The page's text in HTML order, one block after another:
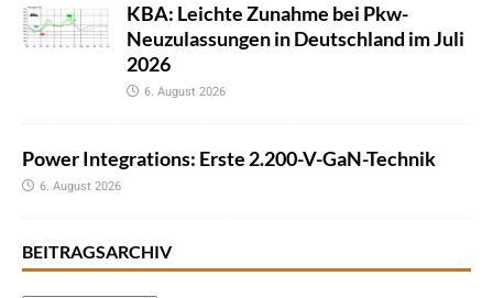
KBA: Leichte Zunahme bei Pkw-
Neuzulassungen in Deutschland im Juli
2026
6. August 2026
Power Integrations: Erste 2.200-V-GaN-Technik
6. August 2026
BEITRAGSARCHIV